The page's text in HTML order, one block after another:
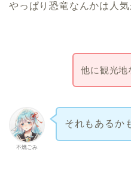
やっぱり恐竜なんかは人気
他に観光地
不燃ごみ
それもあるか